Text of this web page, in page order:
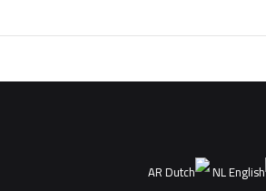
AR
NL